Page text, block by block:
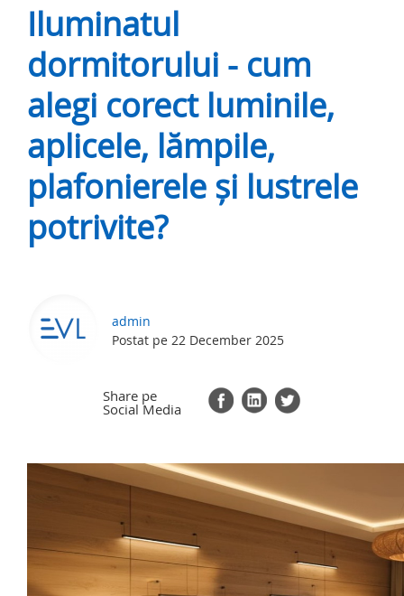
Iluminatul
dormitorului - cum
alegi corect luminile,
aplicele, lămpile,
plafonierele și lustrele
potrivite?
admin
Postat pe 22 December 2025
Share pe
Social Media